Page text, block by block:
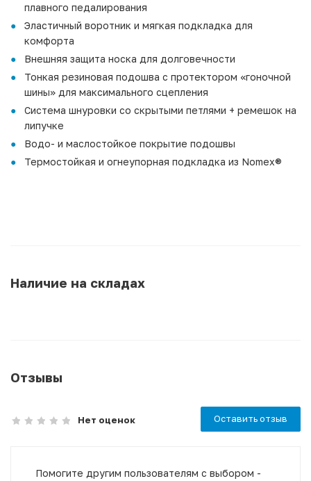
плавного педалирования
Эластичный воротник и мягкая подкладка для
комфорта
Внешняя защита носка для долговечности
Тонкая резиновая подошва с протектором «гоночной
шины» для максимального сцепления
Система шнуровки со скрытыми петлями + ремешок на
липучке
Водо- и маслостойкое покрытие подошвы
Термостойкая и огнеупорная подкладка из Nomex®
Наличие на складах
Отзывы
Нет оценок Оставить отзыв
Помогите другим пользователям с выбором -